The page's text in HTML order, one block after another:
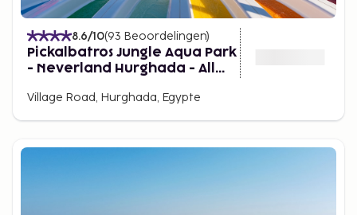
8.6/10(93 Beoordelingen)
Pickalbatros Jungle Aqua Park
- Neverland Hurghada - All
Village Road, Hurghada, Egypte